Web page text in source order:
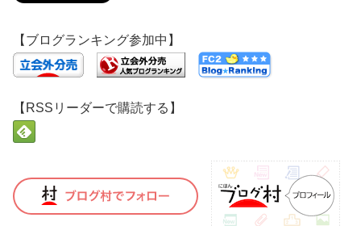
【ブログランキング参加中】
【RSSリーダーで購読する】